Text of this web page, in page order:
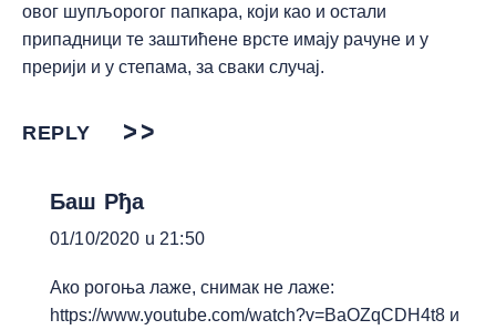
овог шупљорогог папкара, који као и остали
припадници те заштићене врсте имају рачуне и у
прерији и у степама, за сваки случај.
REPLY
Баш Рђа
01/10/2020 u 21:50
Ако рогоња лаже, снимак не лаже:
https://www.youtube.com/watch?v=BaOZqCDH4t8 и